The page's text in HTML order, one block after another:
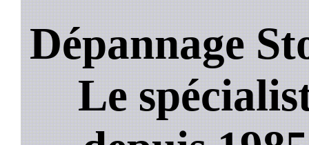
Dépannage
Le